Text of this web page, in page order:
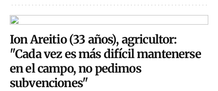
Ion Areitio (33 años), agricultor:
"Cada vez es más difícil mantenerse
en el campo, no pedimos
subvenciones"